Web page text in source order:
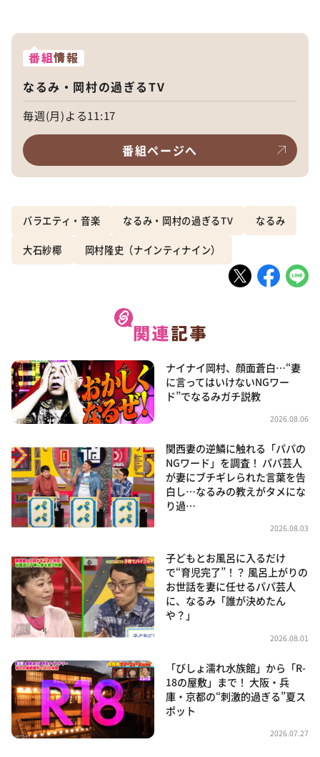
番組情報
なるみ・岡村の過ぎるTV
毎週(月)よる11:17
番組ページへ
バラエティ・音楽 なるみ・岡村の過ぎるTV なるみ
大石紗椰 岡村隆史（ナインティナイン）
ナイナイ岡村、顔面蒼白…“妻
に言ってはいけないNGワー
ド”でなるみガチ説教
2026.08.06
関西妻の逆鱗に触れる「パパの
NGワード」を調査！ パパ芸人
が妻にブチギレられた言葉を告
白し…なるみの教えがタメにな
り過…
2026.08.03
子どもとお風呂に入るだけ
で“育児完了”！？ 風呂上がりの
お世話を妻に任せるパパ芸人
に、なるみ「誰が決めたん
や？」
2026.08.01
「びしょ濡れ水族館」から「R-
18の屋敷」まで！ 大阪・兵
庫・京都の“刺激的過ぎる”夏ス
ポット
2026.07.27